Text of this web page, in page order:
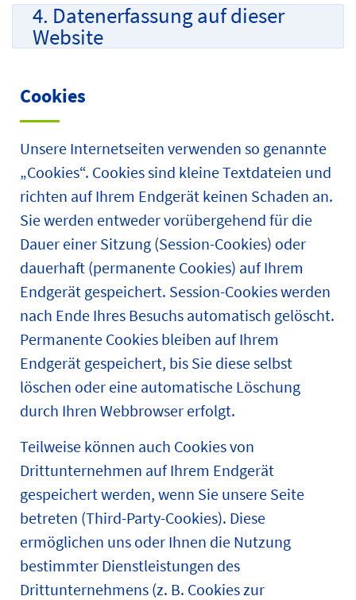
4. Datenerfassung auf dieser
Website
Cookies
Unsere Internetseiten verwenden so genannte
„Cookies“. Cookies sind kleine Textdateien und
richten auf Ihrem Endgerät keinen Schaden an.
Sie werden entweder vorübergehend für die
Dauer einer Sitzung (Session-Cookies) oder
dauerhaft (permanente Cookies) auf Ihrem
Endgerät gespeichert. Session-Cookies werden
nach Ende Ihres Besuchs automatisch gelöscht.
Permanente Cookies bleiben auf Ihrem
Endgerät gespeichert, bis Sie diese selbst
löschen oder eine automatische Löschung
durch Ihren Webbrowser erfolgt.
Teilweise können auch Cookies von
Drittunternehmen auf Ihrem Endgerät
gespeichert werden, wenn Sie unsere Seite
betreten (Third-Party-Cookies). Diese
ermöglichen uns oder Ihnen die Nutzung
bestimmter Dienstleistungen des
Drittunternehmens (z. B. Cookies zur